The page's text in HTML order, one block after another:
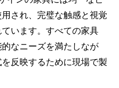
され、完璧な触感と視覚
います。すべての家具
なニーズを満たしなが
反映するために現場で製